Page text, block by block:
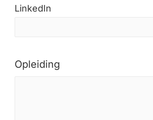
LinkedIn
Opleiding